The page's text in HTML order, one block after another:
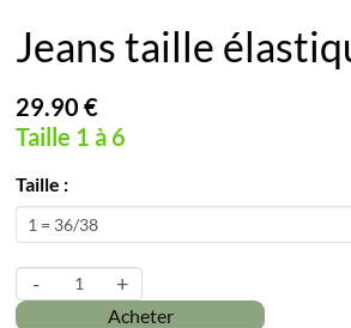
Jeans taille
29.90 €
Taille 1 à 6
Taille :
Acheter